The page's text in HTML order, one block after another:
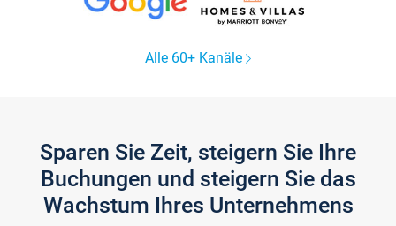
Alle 60+ Kanäle
Sparen Sie Zeit, steigern Sie Ihre
Buchungen und steigern Sie das
Wachstum Ihres Unternehmens